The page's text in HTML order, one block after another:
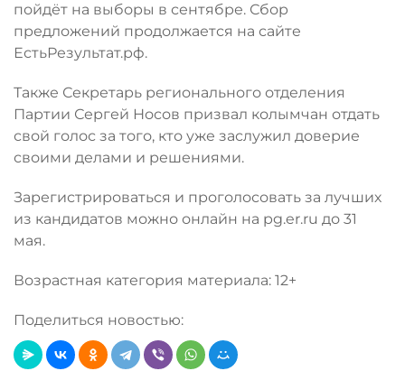
пойдёт на выборы в сентябре. Сбор
предложений продолжается на сайте
ЕстьРезультат.рф.
Также Секретарь регионального отделения
Партии Сергей Носов призвал колымчан отдать
свой голос за того, кто уже заслужил доверие
своими делами и решениями.
Зарегистрироваться и проголосовать за лучших
из кандидатов можно онлайн на pg.er.ru до 31
мая.
Возрастная категория материала: 12+
Поделиться новостью: